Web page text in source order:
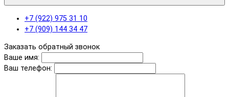
+7 (922) 975 31 10
+7 (909) 144 34 47
Заказать обратный звонок
Ваше имя:
Ваш телефон: